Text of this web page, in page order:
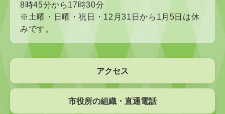
8時45分から17時30分
※土曜・日曜・祝日・12月31日から1月5日は休
みです。
アクセス
市役所の組織・直通電話